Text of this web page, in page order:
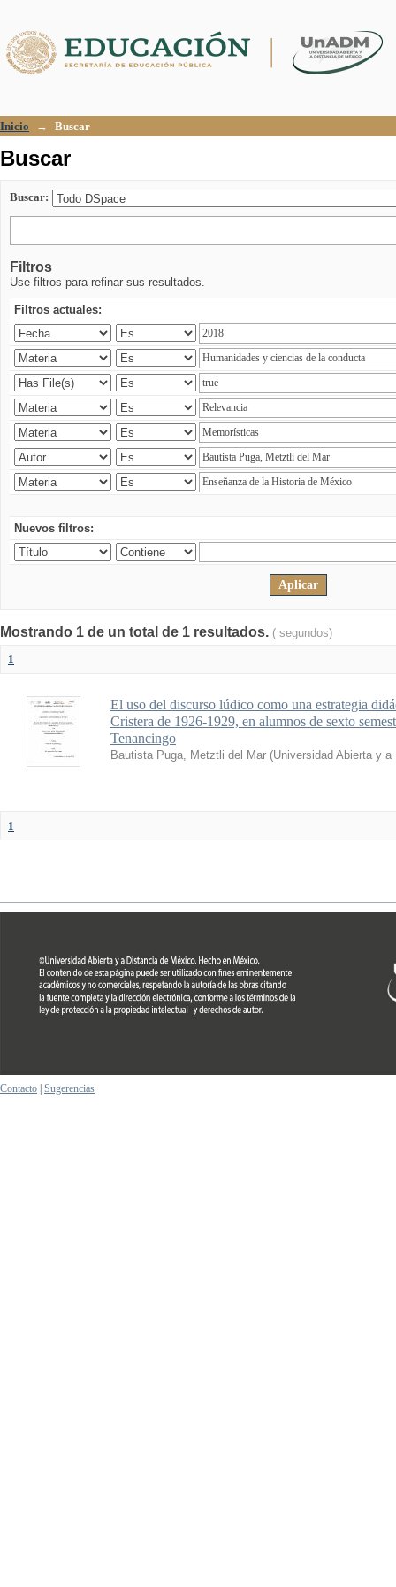
Inicio → Buscar
Buscar
Buscar:
Filtros
Use filtros para refinar sus resultados.
Filtros actuales:
Nuevos filtros:
Mostrando 1 de un total de 1 resultados. ( segundos)
1
El uso del discurso lúdico como una estrategia
Cristera de 1926-1929, en alumnos de sexto
Tenancingo
Bautista Puga, Metztli del Mar (Universidad Abierta y
1
Contacto Sugerencias